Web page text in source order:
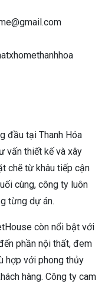
đầu tại Thanh Hóa
vấn thiết kế và xây
chẽ từ khâu tiếp cận
cùng, công ty luôn
từng dự án.
còn nổi bật với
phần nội thất, đem
hợp với phong thủy
hàng. Công ty cam